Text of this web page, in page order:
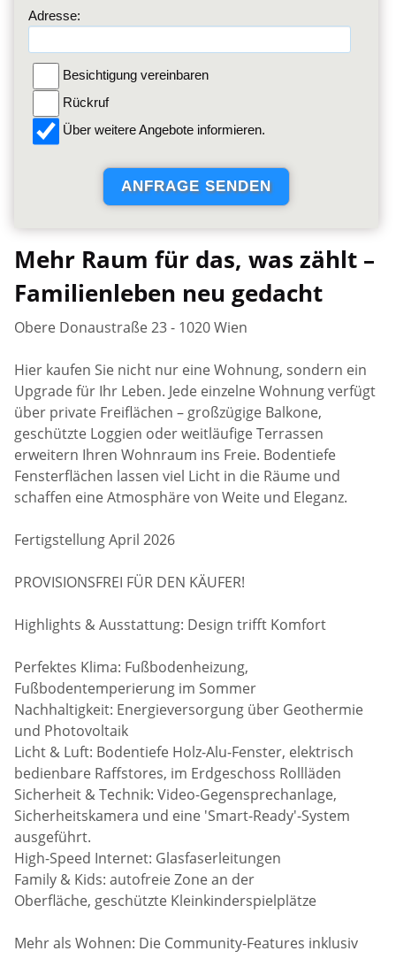
Adresse:
Besichtigung vereinbaren
Rückruf
Über weitere Angebote informieren.
Mehr Raum für das, was zählt –
Familienleben neu gedacht
Obere Donaustraße 23 - 1020 Wien
Hier kaufen Sie nicht nur eine Wohnung, sondern ein
Upgrade für Ihr Leben. Jede einzelne Wohnung verfügt
über private Freiflächen – großzügige Balkone,
geschützte Loggien oder weitläufige Terrassen
erweitern Ihren Wohnraum ins Freie. Bodentiefe
Fensterflächen lassen viel Licht in die Räume und
schaffen eine Atmosphäre von Weite und Eleganz.
Fertigstellung April 2026
PROVISIONSFREI FÜR DEN KÄUFER!
Highlights & Ausstattung: Design trifft Komfort
Perfektes Klima: Fußbodenheizung,
Fußbodentemperierung im Sommer
Nachhaltigkeit: Energieversorgung über Geothermie
und Photovoltaik
Licht & Luft: Bodentiefe Holz-Alu-Fenster, elektrisch
bedienbare Raffstores, im Erdgeschoss Rollläden
Sicherheit & Technik: Video-Gegensprechanlage,
Sicherheitskamera und eine 'Smart-Ready'-System
ausgeführt.
High-Speed Internet: Glasfaserleitungen
Family & Kids: autofreie Zone an der
Oberfläche, geschützte Kleinkinderspielplätze
Mehr als Wohnen: Die Community-Features inklusiv